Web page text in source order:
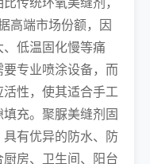
高端市场份额，因
低温固化慢等痛
专业喷涂设备，而
性，使其适合手工
充。聚脲美缝剂固
有优异的防水、防
房、卫生间、阳台